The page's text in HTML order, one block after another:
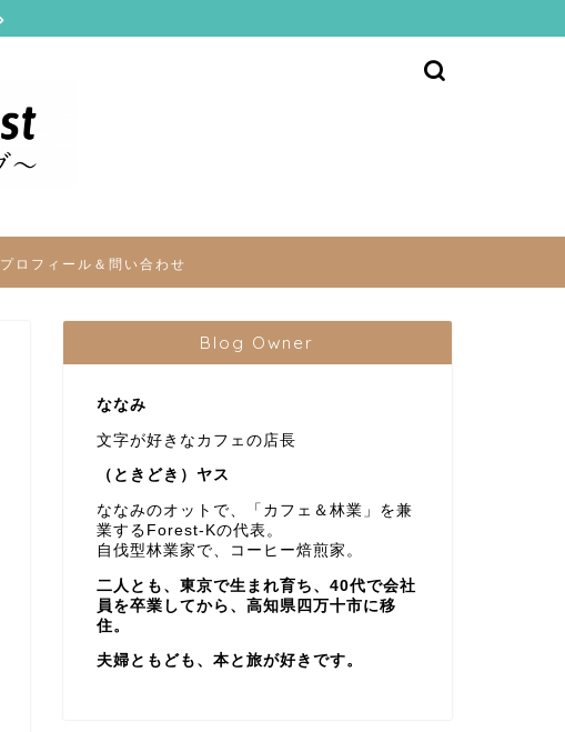
プロフィール＆問い合わせ
Blog Owner
ななみ
文字が好きなカフェの店長
（ときどき）ヤス
ななみのオットで、「カフェ＆林業」を兼
業するForest-Kの代表。
自伐型林業家で、コーヒー焙煎家。
二人とも、東京で生まれ育ち、40代で会社
員を卒業してから、高知県四万十市に移
住。
夫婦ともども、本と旅が好きです。